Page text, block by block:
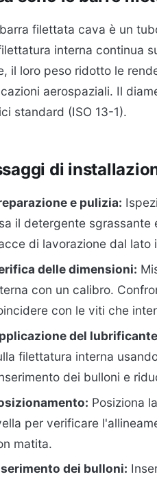
filettata cava è un
interna continua
il loro peso ridotto le
aerospaziali. Il
standard (ISO 13-1).
di
e pulizia:
il detergente
di lavorazione dal lato
delle dimensioni:
con un calibro.
con le viti che
del
filettatura interna
dei bulloni e
Posiziona
per verificare
matita.
dei bulloni: